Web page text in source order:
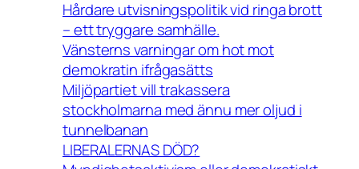
Hårdare utvisningspolitik vid ringa brott
– ett tryggare samhälle.
Vänsterns varningar om hot mot
demokratin ifrågasätts
Miljöpartiet vill trakassera
stockholmarna med ännu mer oljud i
tunnelbanan
LIBERALERNAS DÖD?